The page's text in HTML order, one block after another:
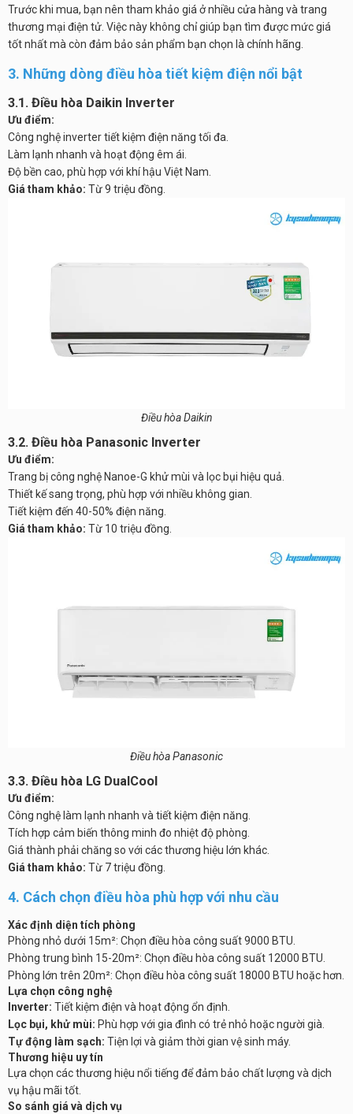
Trước khi mua, bạn nên tham khảo giá ở nhiều cửa hàng và trang
thương mại điện tử. Việc này không chỉ giúp bạn tìm được mức giá
tốt nhất mà còn đảm bảo sản phẩm bạn chọn là chính hãng.
3. Những dòng điều hòa tiết kiệm điện nổi bật
3.1. Điều hòa Daikin Inverter
Ưu điểm:
Công nghệ inverter tiết kiệm điện năng tối đa.
Làm lạnh nhanh và hoạt động êm ái.
Độ bền cao, phù hợp với khí hậu Việt Nam.
Giá tham khảo: Từ 9 triệu đồng.
Điều hòa Daikin
3.2. Điều hòa Panasonic Inverter
Ưu điểm:
Trang bị công nghệ Nanoe-G khử mùi và lọc bụi hiệu quả.
Thiết kế sang trọng, phù hợp với nhiều không gian.
Tiết kiệm đến 40-50% điện năng.
Giá tham khảo: Từ 10 triệu đồng.
Điều hòa Panasonic
3.3. Điều hòa LG DualCool
Ưu điểm:
Công nghệ làm lạnh nhanh và tiết kiệm điện năng.
Tích hợp cảm biến thông minh đo nhiệt độ phòng.
Giá thành phải chăng so với các thương hiệu lớn khác.
Giá tham khảo: Từ 7 triệu đồng.
4. Cách chọn điều hòa phù hợp với nhu cầu
Xác định diện tích phòng
Phòng nhỏ dưới 15m²: Chọn điều hòa công suất 9000 BTU.
Phòng trung bình 15-20m²: Chọn điều hòa công suất 12000 BTU.
Phòng lớn trên 20m²: Chọn điều hòa công suất 18000 BTU hoặc hơn.
Lựa chọn công nghệ
Inverter: Tiết kiệm điện và hoạt động ổn định.
Lọc bụi, khử mùi: Phù hợp với gia đình có trẻ nhỏ hoặc người già.
Tự động làm sạch: Tiện lợi và giảm thời gian vệ sinh máy.
Thương hiệu uy tín
Lựa chọn các thương hiệu nổi tiếng để đảm bảo chất lượng và dịch
vụ hậu mãi tốt.
So sánh giá và dịch vụ